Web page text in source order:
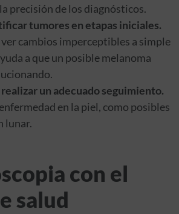
precisión de los diagnósticos.
tumores en etapas iniciales.
cambios imperceptibles a simple
a que un posible melanoma
un adecuado seguimiento.
en la piel, como posibles
lunar.
con el
salud